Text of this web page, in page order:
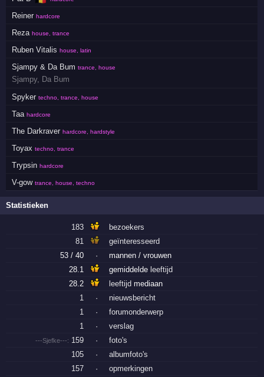
Reiner hardcore
Reza house, trance
Ruben Vitalis house, latin
Sjampy & Da Bum trance, house
Sjampy, Da Bum
Spyker techno, trance, house
Taa hardcore
The Darkraver hardcore, hardstyle
Toyax techno, trance
Trypsin hardcore
V-gow trance, house, techno
Statistieken
183
bezoekers
81
geïnteresseerd
53 / 40
·
mannen / vrouwen
28.1
gemiddeldeleeftijd
28.2
leeftijd mediaan
1
·
nieuwsbericht
1
·
forumonderwerp
1
· verslag
---Sjefke---: 159 ·
foto's
105
·
albumfoto's
157
·
opmerkingen